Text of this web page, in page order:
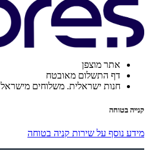
אתר מוצפן
דף התשלום מאובטח
חנות ישראלית. משלוחים מישראל
קנייה בטוחה
מידע נוסף על שירות קניה בטוחה